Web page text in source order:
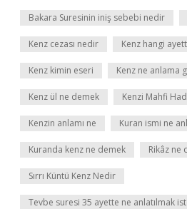
Bakara Suresinin iniş sebebi nedir
Kenz cezası nedir Kenz hangi
Kenz kimin eseri Kenz ne anlama
Kenz ül ne demek Kenzi Mahfi
Kenzin anlamı ne Kuran ismi ne
Kuranda kenz ne demek Rikâz ne
Sırrı Küntü Kenz Nedir
Tevbe suresi 35 ayette ne anlatılmak